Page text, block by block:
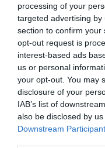
processing of your
targeted advertising
section to confirm your
opt-out request is
interest-based ads
us or personal
your opt-out. You may
disclosure of your
IAB’s list of
also be disclosed by
Downstream
2025.05.12 20:23
MTI
Kisebb tűz ütött ki hétfőn
házában. Személyi
A Scotland Yard délutáni
keletkezett az észak-
házban, amelynek
A tűzoltóság közölte,